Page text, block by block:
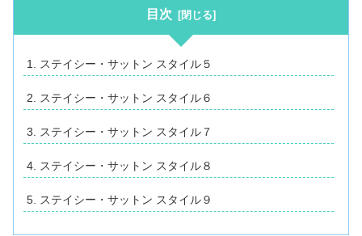
目次
ステイシー・サットン スタイル５
ステイシー・サットン スタイル６
ステイシー・サットン スタイル７
ステイシー・サットン スタイル８
ステイシー・サットン スタイル９